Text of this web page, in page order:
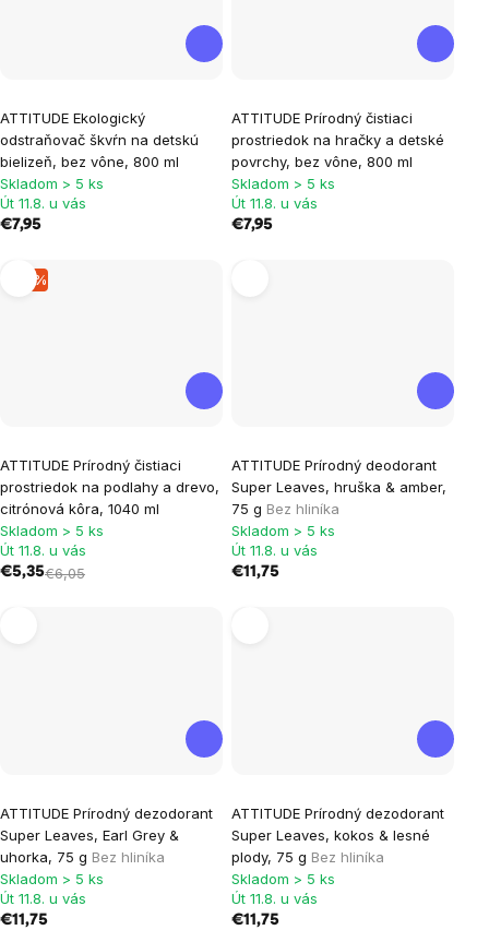
ATTITUDE Ekologický
odstraňovač škvŕn na detskú
bielizeň, bez vône, 800 ml
Skladom > 5 ks
Út 11.8. u vás
€7,95
ATTITUDE Prírodný čistiaci
prostriedok na hračky a detské
povrchy, bez vône, 800 ml
Skladom > 5 ks
Út 11.8. u vás
€7,95
–11 %
ATTITUDE Prírodný čistiaci
prostriedok na podlahy a drevo,
citrónová kôra, 1040 ml
Skladom > 5 ks
Út 11.8. u vás
€5,35€6,05
ATTITUDE Prírodný deodorant
Super Leaves, hruška & amber,
75 g Bez hliníka
Skladom > 5 ks
Út 11.8. u vás
€11,75
ATTITUDE Prírodný dezodorant
Super Leaves, Earl Grey &
uhorka, 75 g Bez hliníka
Skladom > 5 ks
Út 11.8. u vás
€11,75
ATTITUDE Prírodný dezodorant
Super Leaves, kokos & lesné
plody, 75 g Bez hliníka
Skladom > 5 ks
Út 11.8. u vás
€11,75